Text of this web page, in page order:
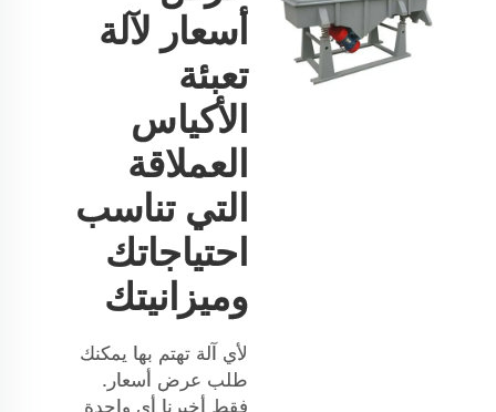
أسعار لآلة
تعبئة
الأكياس
العملاقة
التي تناسب
احتياجاتك
وميزانيتك
لأي آلة تهتم بها يمكنك
طلب عرض أسعار.
فقط أخبرنا أي واحدة